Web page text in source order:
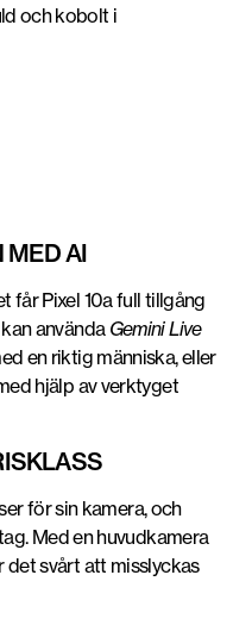
och kobolt i
MED AI
får Pixel 10a full tillgång
använda Gemini Live
en riktig människa, eller
hjälp av verktyget
för sin kamera, och
Med en huvudkamera
det svårt att misslyckas